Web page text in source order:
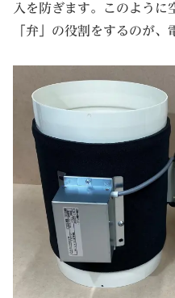
入を防ぎます。このように
「弁」の役割をするのが、